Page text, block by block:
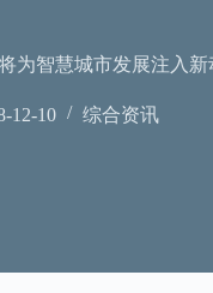
为智慧城市发展注入新
12-10 综合资讯